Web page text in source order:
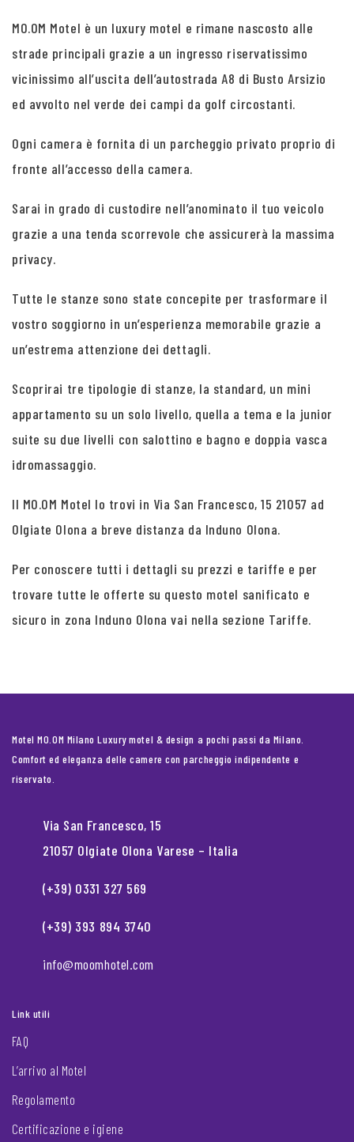
MO.OM Motel è un luxury motel e rimane nascosto alle
strade principali grazie a un ingresso riservatissimo
vicinissimo all’uscita dell’autostrada A8 di Busto Arsizio
ed avvolto nel verde dei campi da golf circostanti.
Ogni camera è fornita di un parcheggio privato proprio di
fronte all’accesso della camera.
Sarai in grado di custodire nell’anominato il tuo veicolo
grazie a una tenda scorrevole che assicurerà la massima
privacy.
Tutte le stanze sono state concepite per trasformare il
vostro soggiorno in un’esperienza memorabile grazie a
un’estrema attenzione dei dettagli.
Scoprirai tre tipologie di stanze, la standard, un mini
appartamento su un solo livello, quella a tema e la junior
suite su due livelli con salottino e bagno e doppia vasca
idromassaggio.
Il MO.OM Motel lo trovi in Via San Francesco, 15 21057 ad
Olgiate Olona a breve distanza da Induno Olona.
Per conoscere tutti i dettagli su prezzi e tariffe e per
trovare tutte le offerte su questo motel sanificato e
sicuro in zona Induno Olona vai nella sezione Tariffe.
Motel MO.OM Milano Luxury motel & design a pochi passi da Milano.
Comfort ed eleganza delle camere con parcheggio indipendente e
riservato.
Via San Francesco, 15
21057 Olgiate Olona Varese – Italia
(+39) 0331 327 569
(+39) 393 894 3740
info@moomhotel.com
Link utili
FAQ
L’arrivo al Motel
Regolamento
Certificazione e igiene